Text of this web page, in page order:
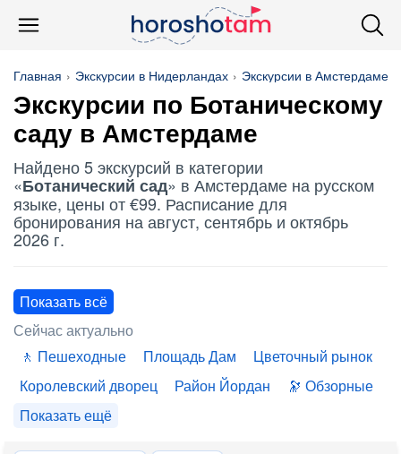
Главная Экскурсии в Нидерландах Экскурсии в Амстердаме
Экскурсии по Ботаническому
саду в Амстердаме
Найдено 5 экскурсий в категории
«Ботанический сад» в Амстердаме на русском
языке, цены от €99. Расписание для
бронирования на август, сентябрь и октябрь
2026 г.
Показать всё
Сейчас актуально
Пешеходные
Площадь Дам
Цветочный рынок
Королевский дворец
Район Йордан
Обзорные
Показать ещё